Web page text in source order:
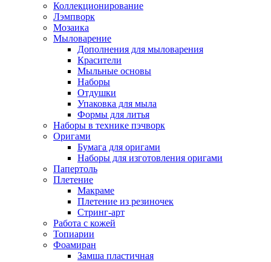
Коллекционирование
Лэмпворк
Мозаика
Мыловарение
Дополнения для мыловарения
Красители
Мыльные основы
Наборы
Отдушки
Упаковка для мыла
Формы для литья
Наборы в технике пэчворк
Оригами
Бумага для оригами
Наборы для изготовления оригами
Папертоль
Плетение
Макраме
Плетение из резиночек
Стринг-арт
Работа с кожей
Топиарии
Фоамиран
Замша пластичная